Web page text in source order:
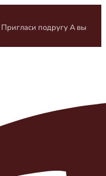
Пригласи подругуА вы